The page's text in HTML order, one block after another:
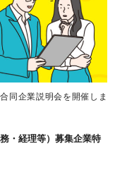
同企業説明会を開催しま
・経理等）募集企業特